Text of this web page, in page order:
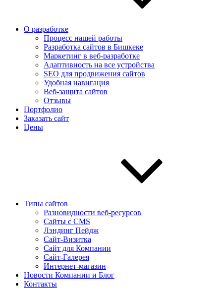
О разработке
Процесс нашей работы
Разработка сайтов в Бишкеке
Маркетинг в веб-разработке
Адаптивность на все устройства
SEO для продвижения сайтов
Удобная навигация
Веб-защита сайтов
Отзывы
Портфолио
Заказать сайт
Цены
Типы сайтов
Разновидности веб-ресурсов
Сайты с CMS
Лэндинг Пейдж
Сайт-Визитка
Сайт для Компании
Сайт-Галерея
Интернет-магазин
Новости Компании и Блог
Контакты